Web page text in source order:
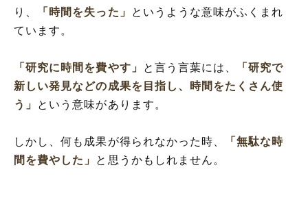
り、
「時間を失った」
というような意味がふくまれ
ています。
「研究に時間を費やす」 と言う言葉には、
「研究で
新しい発見などの成果を目指し、時間をたくさん使
う」
という意味があります。
しかし、何も成果が得られなかった時、
「無駄な時
間を費やした」 と思うかもしれません。